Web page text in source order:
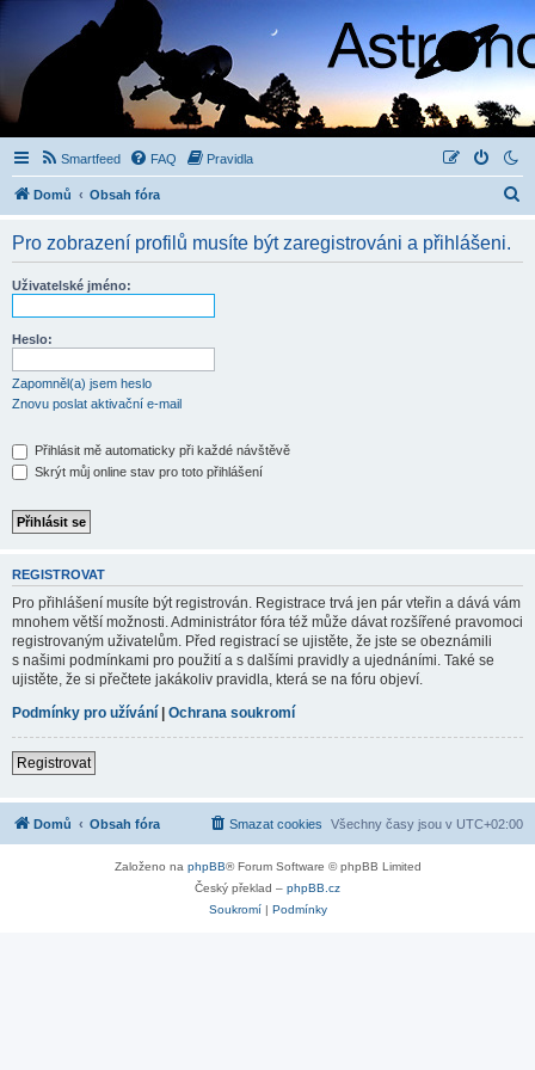
Smartfeed FAQ Pravidla
Domů Obsah fóra
Pro zobrazení profilů musíte být zaregistrováni a přihlášeni.
Uživatelské jméno:
Heslo:
Zapomněl(a) jsem heslo
Znovu poslat aktivační e-mail
Přihlásit mě automaticky při každé návštěvě
Skrýt můj online stav pro toto přihlášení
REGISTROVAT
Pro přihlášení musíte být registrován. Registrace trvá jen pár vteřin a dává vám
mnohem větší možnosti. Administrátor fóra též může dávat rozšířené pravomoci
registrovaným uživatelům. Před registrací se ujistěte, že jste se obeznámili
s našimi podmínkami pro použití a s dalšími pravidly a ujednáními. Také se
ujistěte, že si přečtete jakákoliv pravidla, která se na fóru objeví.
Podmínky pro užívání | Ochrana soukromí
Registrovat
Domů Obsah fóra Všechny časy jsou v UTC+02:00
Smazat cookies
Založeno na phpBB® Forum Software © phpBB Limited
Český překlad – phpBB.cz
Soukromí| Podmínky